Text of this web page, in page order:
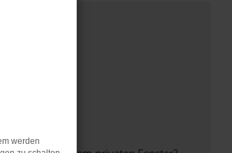
werden